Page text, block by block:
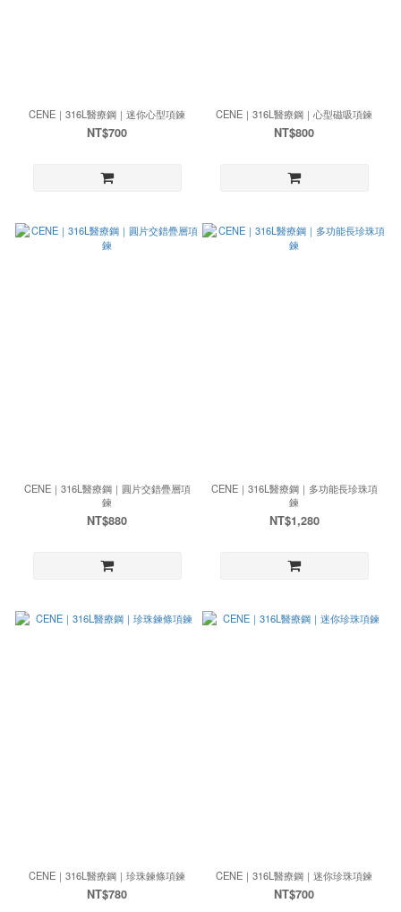
CENE｜316L醫療鋼｜迷你心型項鍊
NT$700
CENE｜316L醫療鋼｜心型磁吸項鍊
NT$800
CENE｜316L醫療鋼｜圓片交錯疊層項
鍊
NT$880
CENE｜316L醫療鋼｜多功能長珍珠項
鍊
NT$1,280
CENE｜316L醫療鋼｜珍珠鍊條項鍊
NT$780
CENE｜316L醫療鋼｜迷你珍珠項鍊
NT$700